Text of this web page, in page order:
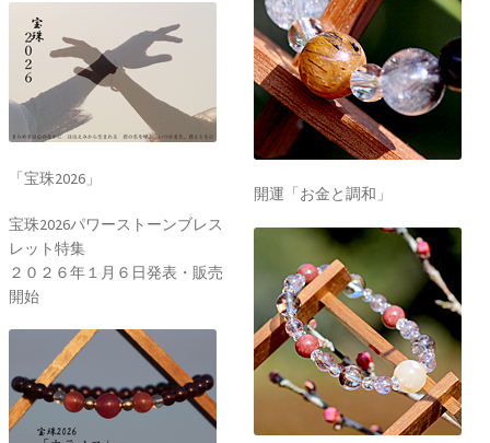
「宝珠2026」
宝珠2026パワーストーンブレス
レット特集
２０２６年１月６日発表・販売
開始
開運「お金と調和」